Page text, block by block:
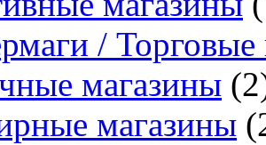
/
магазины
магазины